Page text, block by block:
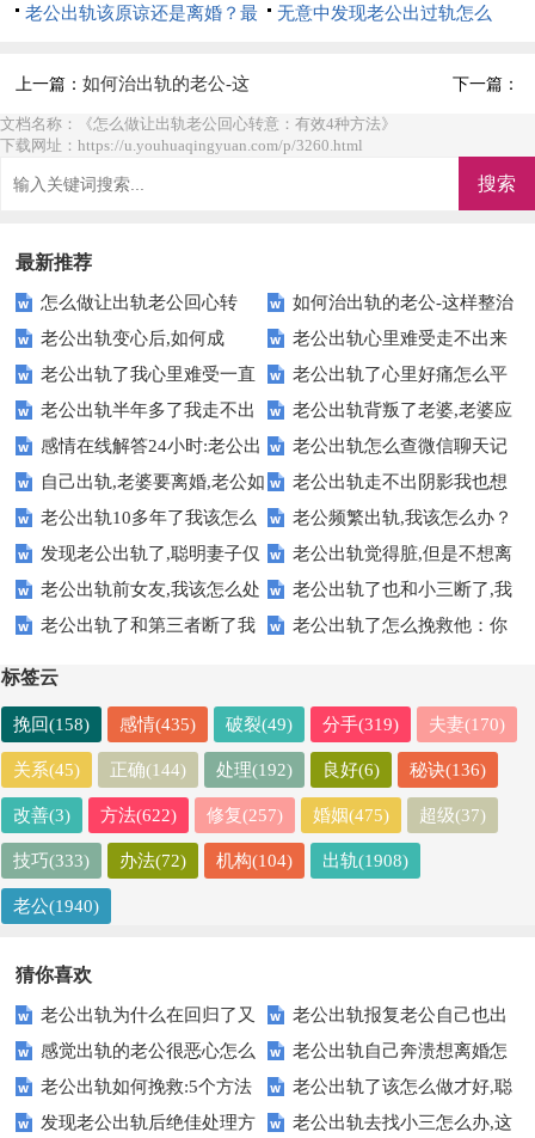
是最好的？详细方法
6个大招直接搞定
老公出轨该原谅还是离婚？最
无意中发现老公出过轨怎么
上一篇：如何治出轨的老公-这
样整治让他主动回归
下一篇：
文档名称：《怎么做让出轨老公回心转意：有效4种方法》
下载网址：https://u.youhuaqingyuan.com/p/3260.html
最新推荐
怎么做让出轨老公回心转
意：有效4种方法
如何治出轨的老公-这样整治
让他主动回归
老公出轨变心后,如何成
功"挽救丈夫"?【靠谱】
老公出轨心里难受走不出来
很痛苦,不如这样做
老公出轨了我心里难受一直
过不去【正确做法】
老公出轨了心里好痛怎么平
复:过来人做法
老公出轨半年多了我走不出
来怎么办：看看这招
老公出轨背叛了老婆,老婆应
该怎样对待老公
感情在线解答24小时:老公出
轨怎样挽救婚姻 【隐私保密】
老公出轨怎么查微信聊天记
录【绝对有效】
自己出轨,老婆要离婚,老公如
何挽留【合适做法】
老公出轨走不出阴影我也想
出轨：不要堕落自己
老公出轨10多年了我该怎么
办-学学过来人做法
老公频繁出轨,我该怎么办？
【感情问答】
发现老公出轨了,聪明妻子仅
用4招挽救婚姻
老公出轨觉得脏,但是不想离
婚怎么办 【正确做法】
老公出轨前女友,我该怎么处
理【最妥当的做法】
老公出轨了也和小三断了,我
该不该原谅【真实回答】
老公出轨了和第三者断了我
老公出轨了怎么挽救他：你
标签云
挽回(158) 感情(435) 破裂(49) 分手(319) 夫妻(170)
关系(45) 正确(144) 处理(192) 良好(6) 秘诀(136)
改善(3) 方法(622) 修复(257) 婚姻(475) 超级(37)
技巧(333) 办法(72) 机构(104) 出轨(1908)
老公(1940)
猜你喜欢
老公出轨为什么在回归了又
出轨【真实案例】
老公出轨报复老公自己也出
轨，最后伤害了谁？
感觉出轨的老公很恶心怎么
办【权威回答】
老公出轨自己奔溃想离婚怎
么办【真实案例】
老公出轨如何挽救:5个方法
让他回心转意
老公出轨了该怎么做才好,聪
明老婆这样做
发现老公出轨后绝佳处理方 老公出轨去找小三怎么办,这